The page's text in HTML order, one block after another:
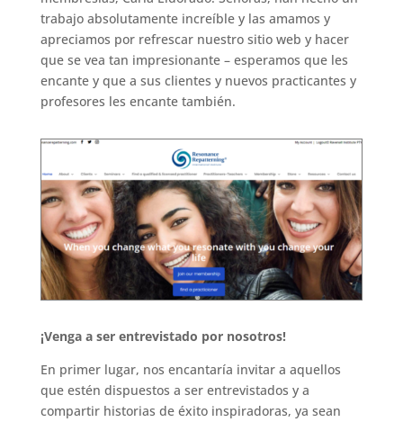
trabajo absolutamente increíble y las amamos y
apreciamos por refrescar nuestro sitio web y hacer
que se vea tan impresionante – esperamos que les
encante y que a sus clientes y nuevos practicantes y
profesores les encante también.
¡Venga a ser entrevistado por nosotros!
En primer lugar, nos encantaría invitar a aquellos
que estén dispuestos a ser entrevistados y a
compartir historias de éxito inspiradoras, ya sean